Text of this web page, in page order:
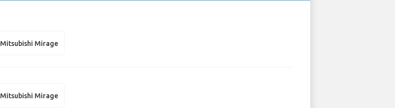
Mitsubishi Mirage
Mitsubishi Mirage